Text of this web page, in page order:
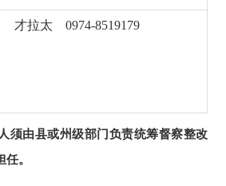
才拉太 0974-8519179
须由县或州级部门负责统筹督察整改
。